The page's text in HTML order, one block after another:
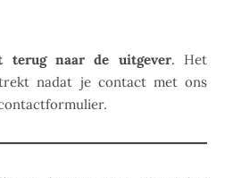
terug naar de uitgever. Het
nadat je contact met ons